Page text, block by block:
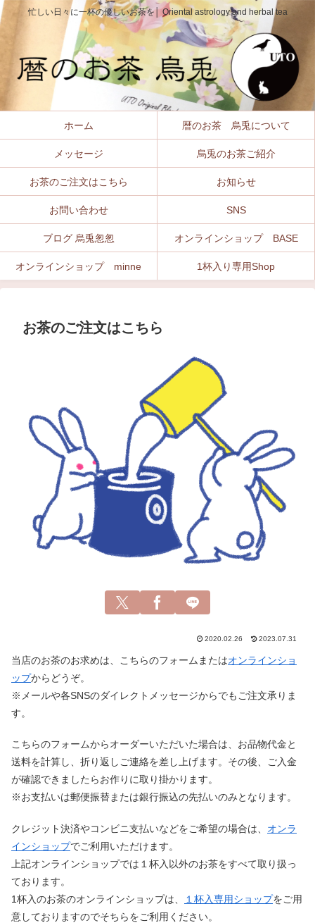
忙しい日々に一杯の優しいお茶を│ Oriental astrology and herbal tea
ホーム 暦のお茶 烏兎について
メッセージ 烏兎のお茶ご紹介
お茶のご注文はこちら お知らせ
お問い合わせ SNS
ブログ 烏兎怱怱 オンラインショップ BASE
オンラインショップ minne 1杯入り専用Shop
お茶のご注文はこちら
2020.02.26 2023.07.31
当店のお茶のお求めは、こちらのフォームまたはオンラインショ
ップからどうぞ。
※メールや各SNSのダイレクトメッセージからでもご注文承りま
す。
こちらのフォームからオーダーいただいた場合は、お品物代金と
送料を計算し、折り返しご連絡を差し上げます。その後、ご入金
が確認できましたらお作りに取り掛かります。
※お支払いは郵便振替または銀行振込の先払いのみとなります。
クレジット決済やコンビニ支払いなどをご希望の場合は、 オンラ
インショップでご利用いただけます。
上記オンラインショップでは１杯入以外のお茶をすべて取り扱っ
ております。
1杯入のお茶のオンラインショップは、
１杯入専用ショップをご用
意しておりますのでそちらをご利用ください。